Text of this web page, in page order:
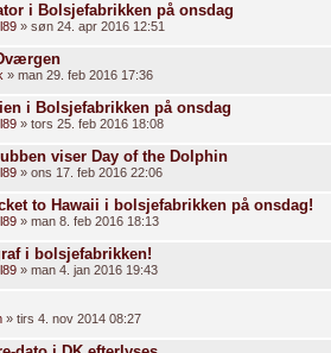
i Bolsjefabrikken på onsdag
» søn 24. apr 2016 12:51
» man 29. feb 2016 17:36
i Bolsjefabrikken på onsdag
» tors 25. feb 2016 18:08
viser Day of the Dolphin
» ons 17. feb 2016 22:06
to Hawaii i bolsjefabrikken på onsdag!
» man 8. feb 2016 18:13
i bolsjefabrikken!
» man 4. jan 2016 19:43
» tirs 4. nov 2014 08:27